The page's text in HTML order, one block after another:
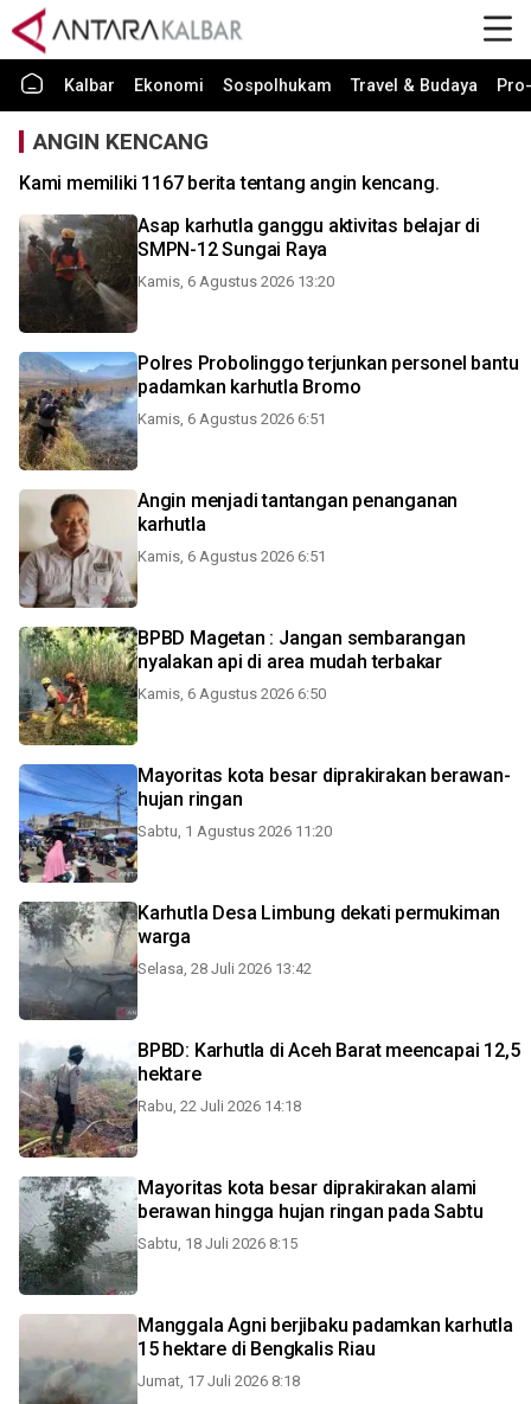
Kalbar Ekonomi Sospolhukam Travel & Budaya
ANGIN KENCANG
Kami memiliki 1167 berita tentang angin kencang.
Asap karhutla ganggu aktivitas belajar di
SMPN-12 Sungai Raya
Kamis, 6 Agustus 2026 13:20
Polres Probolinggo terjunkan personel bantu
padamkan karhutla Bromo
Kamis, 6 Agustus 2026 6:51
Angin menjadi tantangan penanganan
karhutla
Kamis, 6 Agustus 2026 6:51
BPBD Magetan : Jangan sembarangan
nyalakan api di area mudah terbakar
Kamis, 6 Agustus 2026 6:50
Mayoritas kota besar diprakirakan berawan-
hujan ringan
Sabtu, 1 Agustus 2026 11:20
Karhutla Desa Limbung dekati permukiman
warga
Selasa, 28 Juli 2026 13:42
BPBD: Karhutla di Aceh Barat meencapai 12,5
hektare
Rabu, 22 Juli 2026 14:18
Mayoritas kota besar diprakirakan alami
berawan hingga hujan ringan pada Sabtu
Sabtu, 18 Juli 2026 8:15
Manggala Agni berjibaku padamkan karhutla
15 hektare di Bengkalis Riau
Jumat, 17 Juli 2026 8:18